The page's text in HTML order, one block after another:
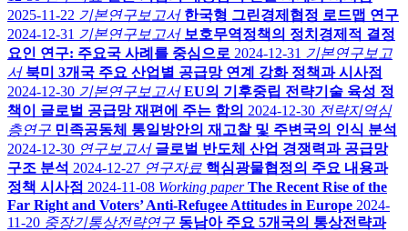
2025-11-22 기본연구보고서 한국형 그린경제협정 로드맵 연구
2024-12-31 기본연구보고서 보호무역정책의 정치경제적 결정
요인 연구: 주요국 사례를 중심으로 2024-12-31 기본연구보고
서 북미 3개국 주요 산업별 공급망 연계 강화 정책과 시사점
2024-12-30 기본연구보고서 EU의 기후중립 전략기술 육성 정
책이 글로벌 공급망 재편에 주는 함의 2024-12-30 전략지역심
층연구 민족공동체 통일방안의 재고찰 및 주변국의 인식 분석
2024-12-30 연구보고서 글로벌 반도체 산업 경쟁력과 공급망
구조 분석 2024-12-27 연구자료 핵심광물협정의 주요 내용과
정책 시사점 2024-11-08 Working paper The Recent Rise of the
Far Right and Voters’ Anti-Refugee Attitudes in Europe 2024-
11-20 중장기통상전략연구 동남아 주요 5개국의 통상전략과